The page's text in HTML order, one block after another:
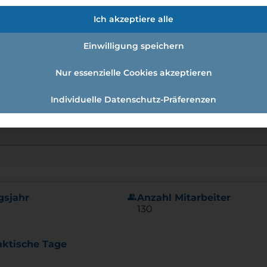
groupAnzahl Mitarbeiter
130
Tage
Ich akzeptiere alle
Einwilligung speichern
Nur essenzielle Cookies akzeptieren
Individuelle Datenschutz-Präferenzen